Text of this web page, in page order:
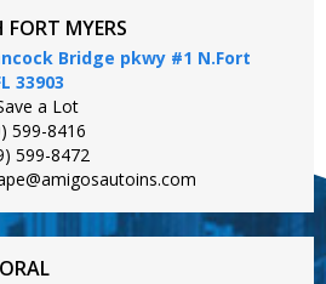
FORT MYERS
Bridge pkwy #1 N.Fort
33903
a Lot
599-8416
599-8472